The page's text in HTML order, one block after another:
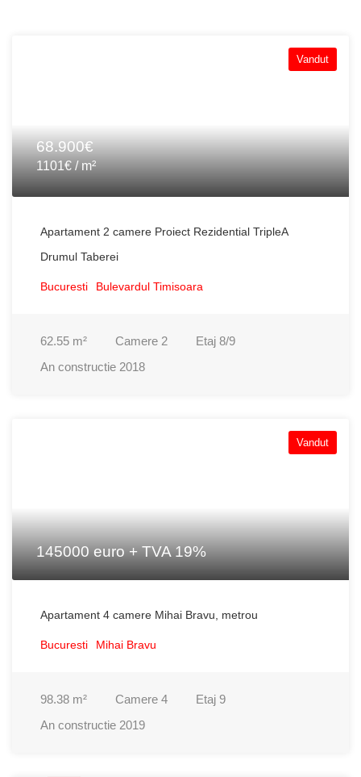
Vandut
68.900€
1101€ / m²
Apartament 2 camere Proiect Rezidential TripleA
Drumul Taberei
Bucuresti Bulevardul Timisoara
62.55 m² Camere 2 Etaj 8/9
An constructie 2018
Vandut
145000 euro + TVA 19%
Apartament 4 camere Mihai Bravu, metrou
Bucuresti Mihai Bravu
98.38 m² Camere 4 Etaj 9
An constructie 2019